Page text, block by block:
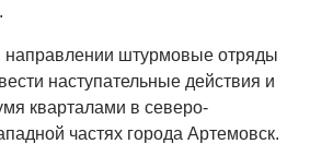
направлении штурмовые отряды
наступательные действия и
кварталами в северо-
частях города Артемовск.